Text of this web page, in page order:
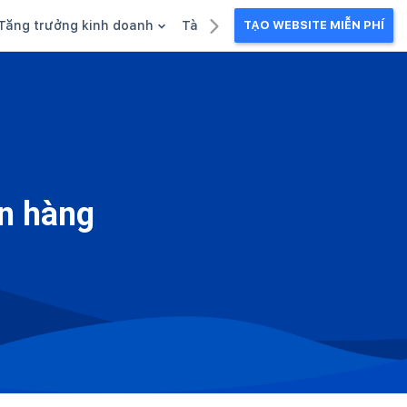
trưởng kinh doanh Tài liệu kinh doanhTẠO WEBSITE MIỄN PHÍ
hàng